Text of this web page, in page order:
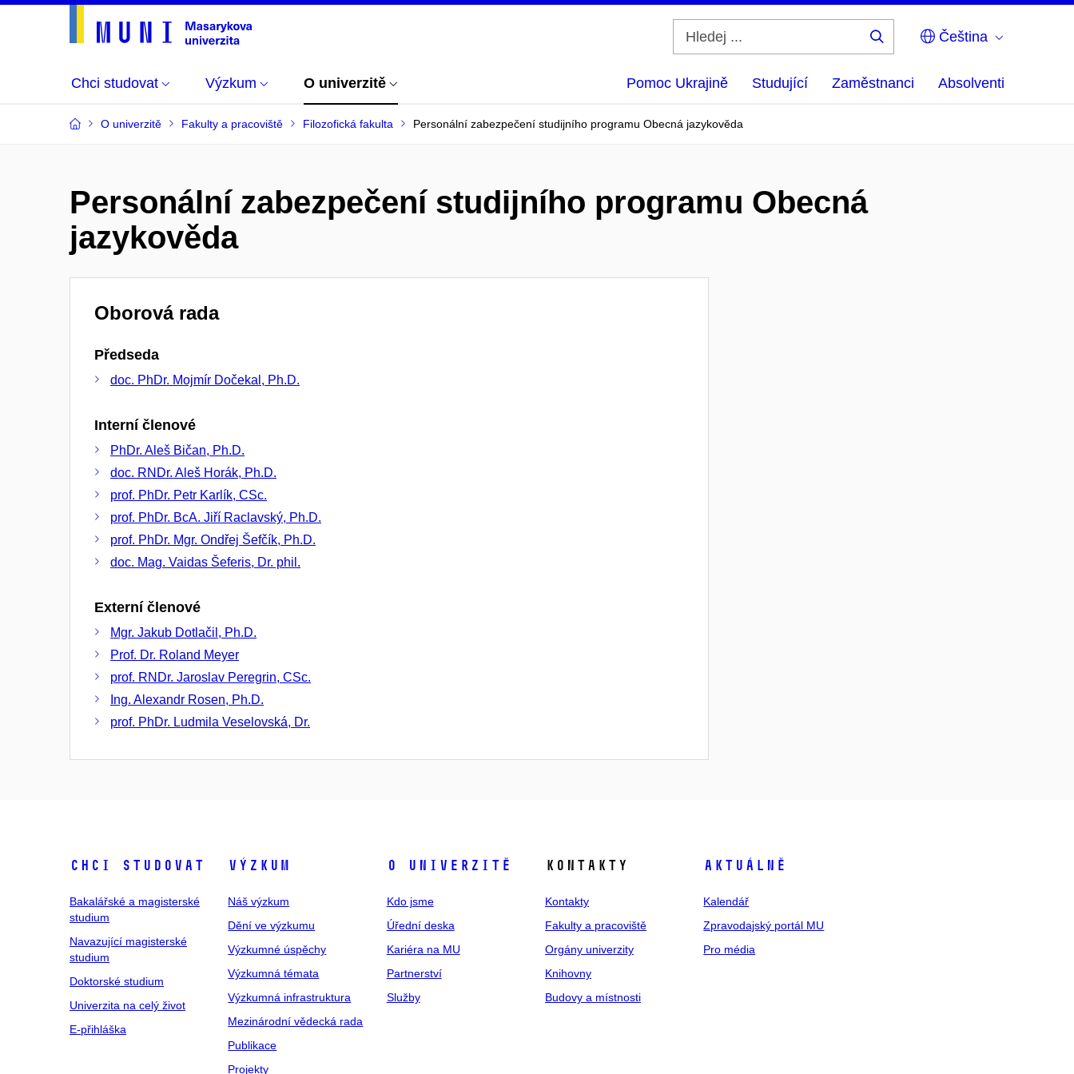
Čeština
Chci studovat Výzkum O univerzitě Pomoc Ukrajině Studující Zaměstnanci Absolventi
O univerzitě Fakulty a pracoviště Filozofická fakulta Personální zabezpečení studijního programu Obecná jazykověda
Personální zabezpečení studijního programu Obecná
jazykověda
Oborová rada
Předseda
doc. PhDr. Mojmír Dočekal, Ph.D.
Interní členové
PhDr. Aleš Bičan, Ph.D.
doc. RNDr. Aleš Horák, Ph.D.
prof. PhDr. Petr Karlík, CSc.
prof. PhDr. BcA. Jiří Raclavský, Ph.D.
prof. PhDr. Mgr. Ondřej Šefčík, Ph.D.
doc. Mag. Vaidas Šeferis, Dr. phil.
Externí členové
Mgr. Jakub Dotlačil, Ph.D.
Prof. Dr. Roland Meyer
prof. RNDr. Jaroslav Peregrin, CSc.
Ing. Alexandr Rosen, Ph.D.
prof. PhDr. Ludmila Veselovská, Dr.
Chci studovat
Bakalářské a magisterské
studium
Navazující magisterské
studium
Doktorské studium
Univerzita na celý život
E-přihláška
Výzkum
Náš výzkum
Dění ve výzkumu
Výzkumné úspěchy
Výzkumná témata
Výzkumná infrastruktura
Mezinárodní vědecká rada
Publikace
Projekty
O univerzitě
Kdo jsme
Úřední deska
Kariéra na MU
Partnerství
Služby
Kontakty
Kontakty
Fakulty a pracoviště
Orgány univerzity
Knihovny
Budovy a místnosti
Aktuálně
Kalendář
Zpravodajský portál MU
Pro média